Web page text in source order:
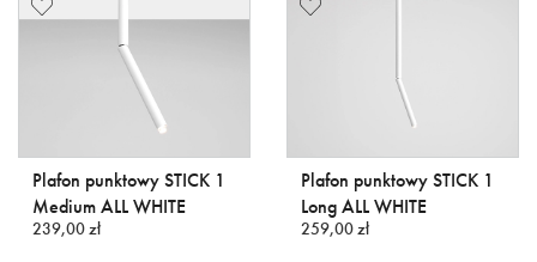
Plafon punktowy STICK 1
Medium ALL WHITE
239,00 zł
Plafon punktowy STICK 1
Long ALL WHITE
259,00 zł